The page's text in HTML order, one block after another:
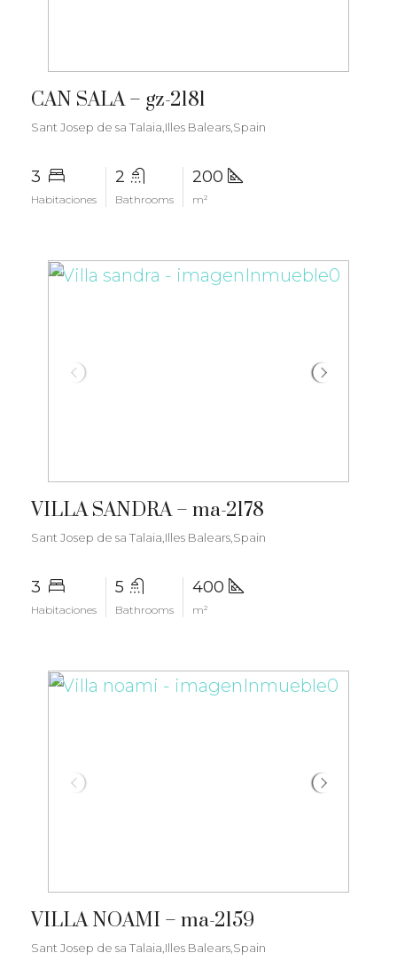
CAN SALA – gz-2181
Sant Josep de sa Talaia,Illes Balears,Spain
3
Habitaciones
2
Bathrooms
200
m²
VILLA SANDRA – ma-2178
Sant Josep de sa Talaia,Illes Balears,Spain
3
Habitaciones
5
Bathrooms
400
m²
VILLA NOAMI – ma-2159
Sant Josep de sa Talaia,Illes Balears,Spain